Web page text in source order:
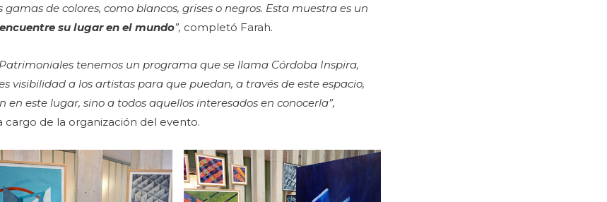
de colores, como blancos, grises o negros. Esta muestra es un
su lugar en el mundo”, completó Farah.
tenemos un programa que se llama Córdoba Inspira,
visibilidad a los artistas para que puedan, a través de este espacio,
este lugar, sino a todos aquellos interesados en conocerla”,
cargo de la organización del evento.